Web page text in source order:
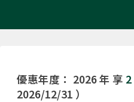
優惠年度： 2026 年 享 2
2026/12/31 ）